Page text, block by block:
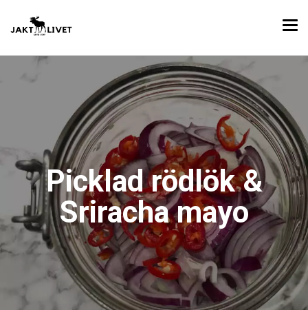
Picklad rödlök &
Sriracha mayo